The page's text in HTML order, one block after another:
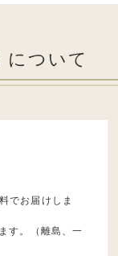
ついて
でお届けしま
す。（離島、一